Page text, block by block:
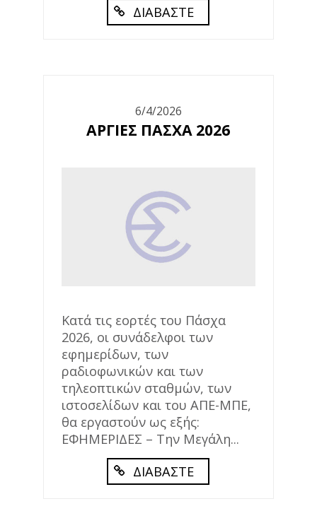
ΔΙΑΒΑΣΤΕ
6/4/2026
ΑΡΓΙΕΣ ΠΑΣΧΑ 2026
Κατά τις εορτές του Πάσχα
2026, οι συνάδελφοι των
εφημερίδων, των
ραδιοφωνικών και των
τηλεοπτικών σταθμών, των
ιστοσελίδων και του ΑΠΕ-ΜΠΕ,
θα εργαστούν ως εξής:
ΕΦΗΜΕΡΙΔΕΣ – Την Μεγάλη...
ΔΙΑΒΑΣΤΕ